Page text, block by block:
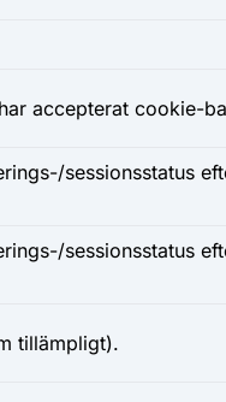
accepterat cookie-
sessionsstatus
sessionsstatus
tillämpligt).